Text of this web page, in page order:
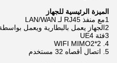
الميزة الرئيسية للجهاز
1مع منفذ RJ45 لـ LAN/WAN
2الجهاز يعمل بالبطارية ويعمل بواسطة محول الطاقة بدون بطارية
3فئة UE4
4. WIFI MIMO2*2
5. اتصال أقصاه 32 مستخدم